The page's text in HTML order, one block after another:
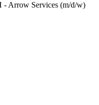
- Arrow Services (m/d/w)